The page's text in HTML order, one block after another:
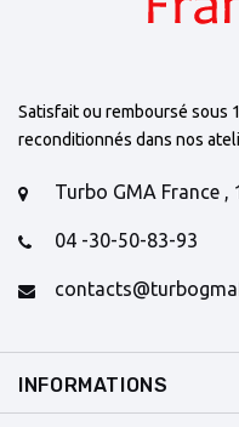
Satisfait ou remboursé sous
reconditionnés dans nos
Turbo GMA France ,
04 -30-50-83-93
INFORMATIONS